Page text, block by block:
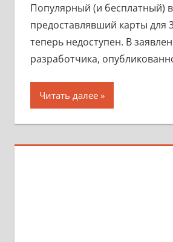
Популярный (и бесплатный)
предоставлявший карты для
теперь недоступен. В
разработчика,
Читать далее